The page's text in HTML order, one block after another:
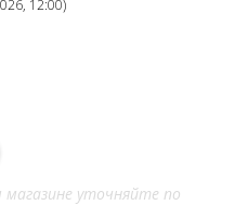
12:00)
уточняйте по